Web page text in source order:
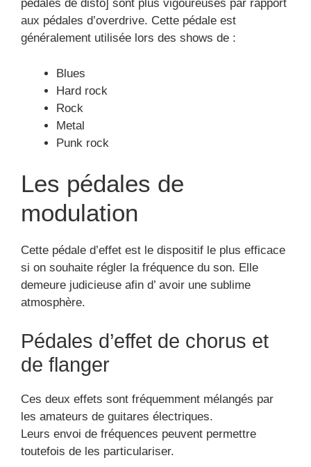
pédales de disto] sont plus vigoureuses par rapport
aux pédales d’overdrive. Cette pédale est
généralement utilisée lors des shows de :
Blues
Hard rock
Rock
Metal
Punk rock
Les pédales de
modulation
Cette pédale d’effet est le dispositif le plus efficace
si on souhaite régler la fréquence du son. Elle
demeure judicieuse afin d’ avoir une sublime
atmosphère.
Pédales d’effet de chorus et
de flanger
Ces deux effets sont fréquemment mélangés par
les amateurs de guitares électriques.
Leurs envoi de fréquences peuvent permettre
toutefois de les particulariser.